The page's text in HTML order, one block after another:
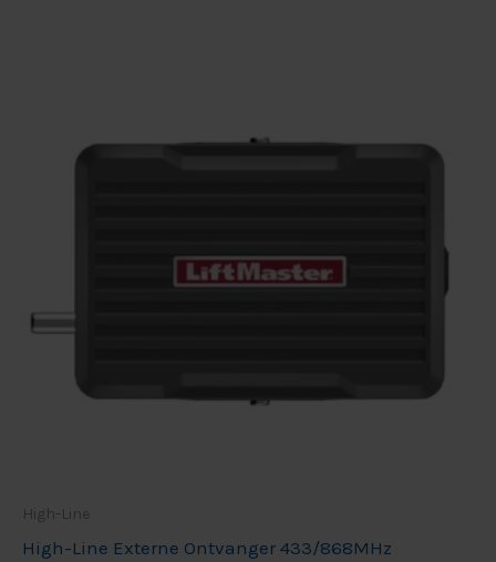
High-Line
High-Line Externe Ontvanger 433/868MHz